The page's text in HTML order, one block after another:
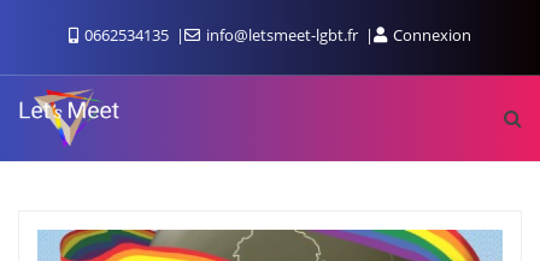
0662534135 info@letsmeet-lgbt.fr Connexion